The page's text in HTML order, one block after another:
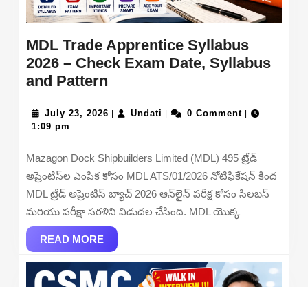
MDL Trade Apprentice Syllabus
2026 – Check Exam Date, Syllabus
and Pattern
Apprentice
2026
–
Check
Exam
Date,
Syllabus
and
Pattern
July 23, 2026 July
Undati Undati0 Comment
1:09 pm
Mazagon Dock Shipbuilders Limited (MDL) 495 ట్రేడ్
అప్రెంటీస్‌ల ఎంపిక కోసం MDL ATS/01/2026 నోటిఫికేషన్ కింద
MDL ట్రేడ్ అప్రెంటీస్ బ్యాచ్ 2026 ఆన్‌లైన్ పరీక్ష కోసం సిలబస్
మరియు పరీక్షా సరళిని విడుదల చేసింది. MDL యొక్క
READ MOREREAD
MORE